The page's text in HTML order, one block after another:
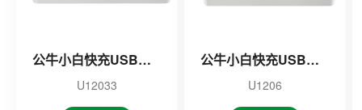
公牛小白快充USB插座
U12033
公牛小白快充USB插座
U1206